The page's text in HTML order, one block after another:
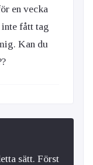
en vecka
fått tag
Kan du
sätt. Först